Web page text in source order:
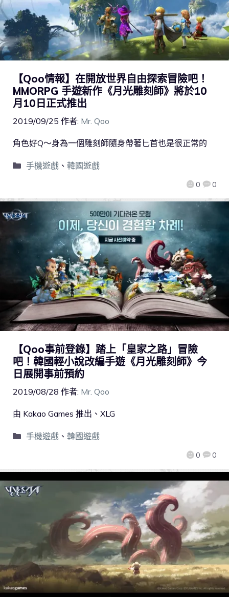
【Qoo情報】在開放世界自由探索冒險吧！
MMORPG 手遊新作《月光雕刻師》將於10
月10日正式推出
2019/09/25 作者: Mr. Qoo
0 0
角色好Q～身為一個雕刻師隨身帶著匕首也是很正常的
手機遊戲、 韓國遊戲
【Qoo事前登錄】踏上「皇家之路」冒險
吧！韓國輕小說改編手遊《月光雕刻師》今
日展開事前預約
2019/08/28 作者: Mr. Qoo
0 0
由 Kakao Games 推出、XLG
手機遊戲、 韓國遊戲